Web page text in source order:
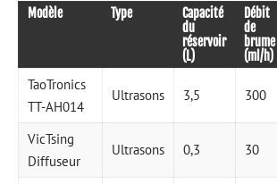
Modèle Type
Capacité
du
réservoir
(L)
Débit
de
brume
(ml/h)
TaoTronics
TT-AH014
Ultrasons 3,5 300
VicTsing
Diffuseur
Ultrasons 0,3 30